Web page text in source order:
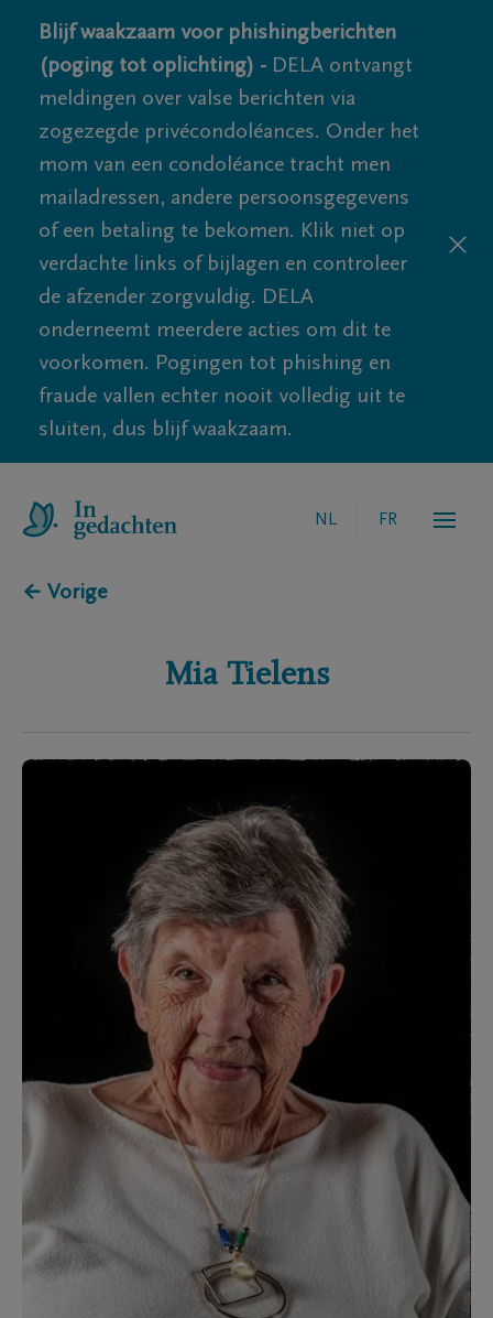
Blijf waakzaam voor phishingberichten
(poging tot oplichting) - DELA ontvangt
meldingen over valse berichten via
zogezegde privécondoléances. Onder het
mom van een condoléance tracht men
mailadressen, andere persoonsgegevens
of een betaling te bekomen. Klik niet op
verdachte links of bijlagen en controleer
de afzender zorgvuldig. DELA
onderneemt meerdere acties om dit te
voorkomen. Pogingen tot phishing en
fraude vallen echter nooit volledig uit te
sluiten, dus blijf waakzaam.
NL FR
← Vorige
Mia Tielens